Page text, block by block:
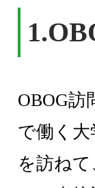
1.
OBOG訪
で働く大
を訪ね